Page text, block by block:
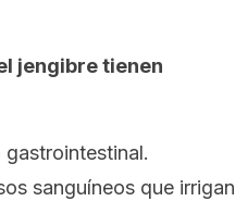
jengibre tienen
sanguíneos que irrigan